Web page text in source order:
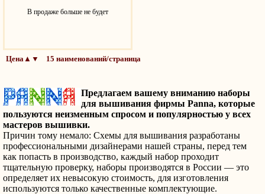
В продаже больше не будет
Цена▲▼ 15 наименований/страница
Предлагаем вашему вниманию наборы
для вышивания фирмы Panna, которые
пользуются неизменным спросом и популярностью у всех
мастеров вышивки.
Причин тому немало: Схемы для вышивания разработаны
профессиональными дизайнерами нашей страны, перед тем
как попасть в производство, каждый набор проходит
тщательную проверку, наборы производятся в России — это
определяет их невысокую стоимость, для изготовления
используются только качественные комплектующие.